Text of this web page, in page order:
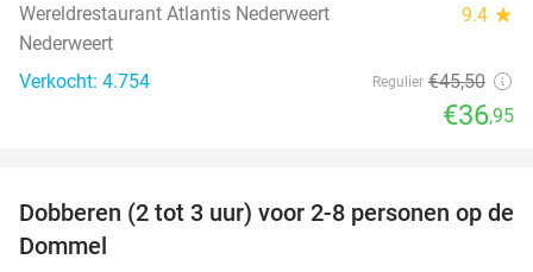
Wereldrestaurant Atlantis Nederweert 9.4 star
Nederweert
Verkocht: 4.754
Regulier €45,50
€36,95
29%
Dobberen (2 tot 3 uur) voor 2-8 personen op de
Dommel